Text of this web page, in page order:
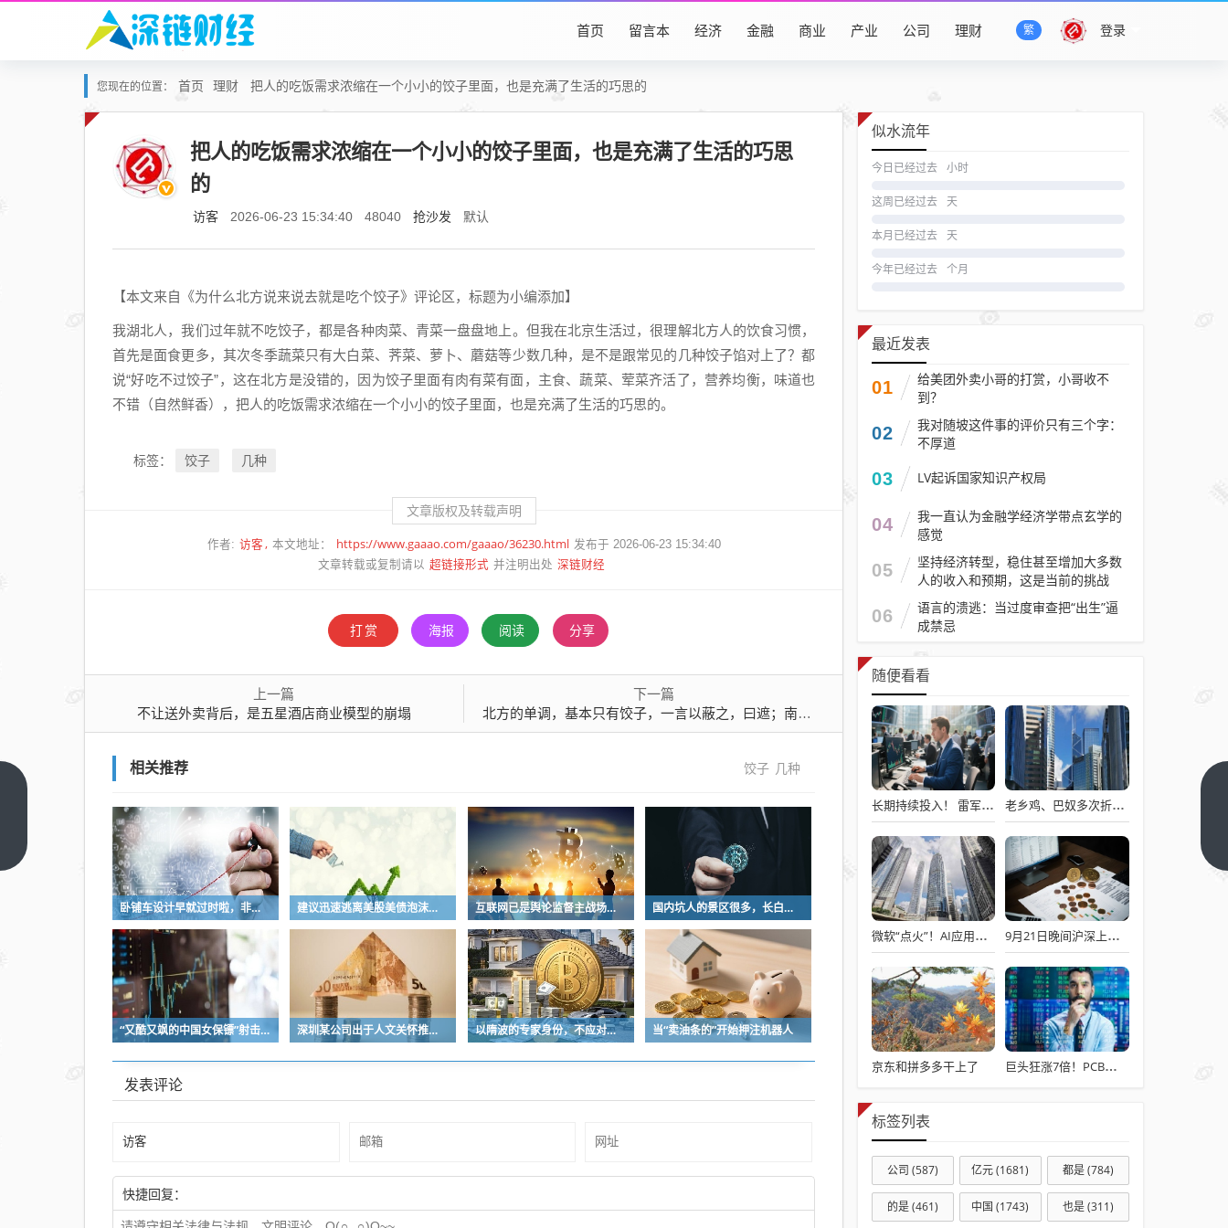
登录
繁
首页 留言本 经济 金融 商业 产业 公司 理财
您现在的位置： 首页 理财 把人的吃饭需求浓缩在一个小小的饺子里面，也是充满了生活的巧思的
把人的吃饭需求浓缩在一个小小的饺子里面，也是充满了生活的巧思
的
访客 2026-06-23 15:34:40 48040 抢沙发 默认
【本文来自《为什么北方说来说去就是吃个饺子》评论区，标题为小编添加】
我湖北人，我们过年就不吃饺子，都是各种肉菜、青菜一盘盘地上。但我在北京生活过，很理解北方人的饮食习惯，
首先是面食更多，其次冬季蔬菜只有大白菜、荠菜、萝卜、蘑菇等少数几种，是不是跟常见的几种饺子馅对上了？都
说“好吃不过饺子”，这在北方是没错的，因为饺子里面有肉有菜有面，主食、蔬菜、荤菜齐活了，营养均衡，味道也
不错（自然鲜香），把人的吃饭需求浓缩在一个小小的饺子里面，也是充满了生活的巧思的。
标签： 饺子 几种
文章版权及转载声明
作者: 访客 本文地址： https://www.gaaao.com/gaaao/36230.html 发布于 2026-06-23 15:34:40
文章转载或复制请以 超链接形式 并注明出处 深链财经
打赏 海报 阅读 分享
上一篇
不让送外卖背后，是五星酒店商业模型的崩塌
下一篇
北方的单调，基本只有饺子，一言以蔽之，曰遮；南方之丰富也一言以蔽之，曰装
相关推荐 饺子 几种
卧铺车设计早就过时啦，非常不具备人性化 建议迅速逃离美股美债泡沫，AI正加速而非延缓其泡沫破裂 互联网已是舆论监督主战场，让我们用这五点珍惜它 国内坑人的景区很多，长白天池只是其中被坑印象最深的那一个
“又酷又飒的中国女保镖”射击夺冠 深圳某公司出于人文关怀推出内部托管，结果无孩单身员工举报了，核心理由有两个 以隋波的专家身份，不应对没统一标准的口味指手画脚，依仗专家身份欺负一线厨师 当“卖油条的”开始押注机器人
发表评论
快捷回复：
似水流年
今日已经过去 小时
这周已经过去 天
本月已经过去 天
今年已经过去 个月
最近发表
01
给美团外卖小哥的打赏，小哥收不
到？
02
我对随坡这件事的评价只有三个字：
不厚道
03 LV起诉国家知识产权局
04
我一直认为金融学经济学带点玄学的
感觉
05
坚持经济转型，稳住甚至增加大多数
人的收入和预期，这是当前的挑战
06
语言的溃逃：当过度审查把“出生”逼
成禁忌
随便看看
长期持续投入！ 雷军：小米7篇论文入选国际顶级会议AAAI 老乡鸡、巴奴多次折戟港股，餐饮上市变难了吗？
微软“点火”！AI应用暴力拉升 四巨头订单超2万亿 9月21日晚间沪深上市公司重大事项公告最新快递
京东和拼多多干上了 巨头狂涨7倍！PCB业绩高增长股出炉(附股)
标签列表
公司 (587) 亿元(1681) 都是(784)
的是(461) 中国 (1743) 也是(311)